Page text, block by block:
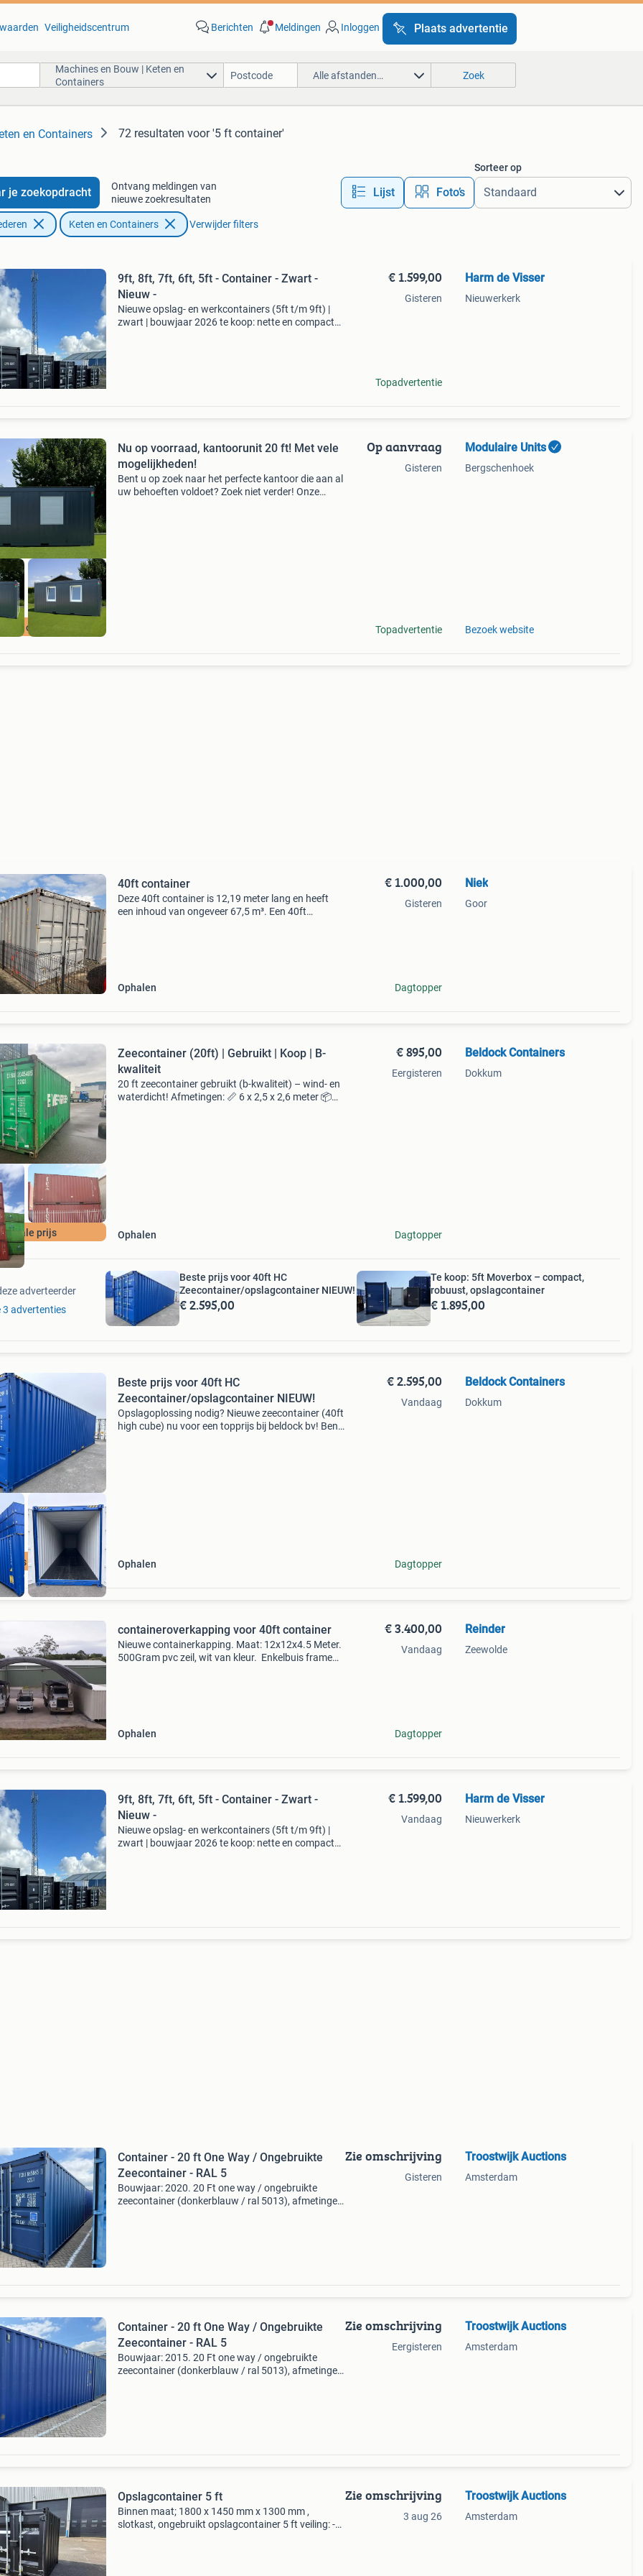
Veiligheidscentrum Berichten Meldingen Inloggen Plaats advertentie
Machines en Bouw | Keten en
Containers
Alle afstanden… Zoek
en Containers 72 resultaten voor '5 ft container'
je zoekopdracht
Ontvang meldingen van
nieuwe zoekresultaten
Lijst Foto’s
Sorteer op
Keten en Containers Verwijder filters
9ft, 8ft, 7ft, 6ft, 5ft - Container - Zwart -
Nieuw -
Nieuwe opslag- en werkcontainers (5ft t/m 9ft) |
zwart | bouwjaar 2026 te koop: nette en compacte
€ 1.599,00
Gisteren
Topadvertentie
Harm de Visser
Nieuwerkerk
op maat!
Nu op voorraad, kantoorunit 20 ft! Met vele
mogelijkheden!
Bent u op zoek naar het perfecte kantoor die aan al
uw behoeften voldoet? Zoek niet verder! Onze
Op aanvraag
Gisteren
Topadvertentie
Modulaire Units
Bergschenhoek
Bezoek website
40ft container
Deze 40ft container is 12,19 meter lang en heeft
een inhoud van ongeveer 67,5 m³. Een 40ft
Ophalen
€ 1.000,00
Gisteren
Dagtopper
Niek
Goor
prijs
Zeecontainer (20ft) | Gebruikt | Koop | B-
kwaliteit
20 ft zeecontainer gebruikt (b-kwaliteit) – wind- en
waterdicht! Afmetingen: 📏 6 x 2,5 x 2,6 meter 📦
Ophalen
€ 895,00
Eergisteren
Dagtopper
Beldock Containers
Dokkum
adverteerder
3 advertenties
Beste prijs voor 40ft HC
Zeecontainer/opslagcontainer NIEUW!
€ 2.595,00
Te koop: 5ft Moverbox – compact,
robuust, opslagcontainer
€ 1.895,00
40ft HC
Beste prijs voor 40ft HC
Zeecontainer/opslagcontainer NIEUW!
Opslagoplossing nodig? Nieuwe zeecontainer (40ft
high cube) nu voor een topprijs bij beldock bv! Ben
Ophalen
€ 2.595,00
Vandaag
Dagtopper
Beldock Containers
Dokkum
containeroverkapping voor 40ft container
Nieuwe containerkapping. Maat: 12x12x4.5 Meter.
500Gram pvc zeil, wit van kleur. Enkelbuis frame
Ophalen
€ 3.400,00
Vandaag
Dagtopper
Reinder
Zeewolde
9ft, 8ft, 7ft, 6ft, 5ft - Container - Zwart -
Nieuw -
Nieuwe opslag- en werkcontainers (5ft t/m 9ft) |
zwart | bouwjaar 2026 te koop: nette en compacte
€ 1.599,00
Vandaag
Harm de Visser
Nieuwerkerk
Container - 20 ft One Way / Ongebruikte
Zeecontainer - RAL 5
Bouwjaar: 2020. 20 Ft one way / ongebruikte
zeecontainer (donkerblauw / ral 5013), afmetingen
Zie omschrijving
Gisteren
Troostwijk Auctions
Amsterdam
Container - 20 ft One Way / Ongebruikte
Zeecontainer - RAL 5
Bouwjaar: 2015. 20 Ft one way / ongebruikte
zeecontainer (donkerblauw / ral 5013), afmetingen
Zie omschrijving
Eergisteren
Troostwijk Auctions
Amsterdam
Opslagcontainer 5 ft
Binnen maat; 1800 x 1450 mm x 1300 mm ,
slotkast, ongebruikt opslagcontainer 5 ft veiling: -
Zie omschrijving
3 aug 26
Troostwijk Auctions
Amsterdam